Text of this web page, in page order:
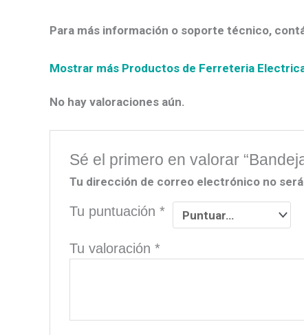
Para más información o soporte técnico,
Mostrar más Productos de Ferreteria
No hay valoraciones aún.
Sé el primero en valorar
Tu dirección de correo electrónico no
Tu puntuación*
Tu valoración*